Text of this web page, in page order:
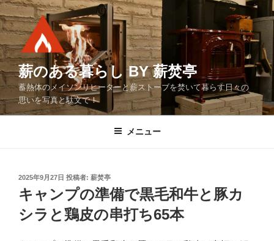
コ
ン
テ
ン
ツ
へ
キ
薪のある暮らし BY 薪焚亭
蓄熱体のメイソンリヒーターと薪ストーブを焚いて暮らす日々の
思いを写真と駄文で！
メニュー
投
稿
日:
2025年9月27日 投稿者: 薪焚亭
キャンプの準備で黒毛和牛と豚カ
シラと鶏皮の串打ち65本